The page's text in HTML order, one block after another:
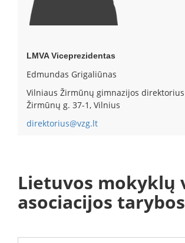
LMVA Viceprezidentas
Edmundas Grigaliūnas
Vilniaus Žirmūnų gimnazijos direktorius
Žirmūnų g. 37-1, Vilnius
direktorius@vzg.lt
Lietuvos mokyklų
asociacijos